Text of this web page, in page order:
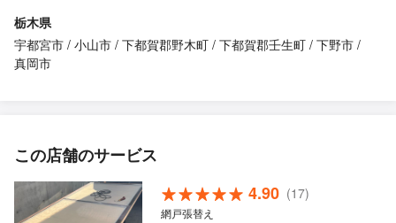
栃木県
宇都宮市 小山市 下都賀郡野木町 下都賀郡壬生町 下野市
真岡市
この店舗のサービス
4.90 (17)
網戸張替え